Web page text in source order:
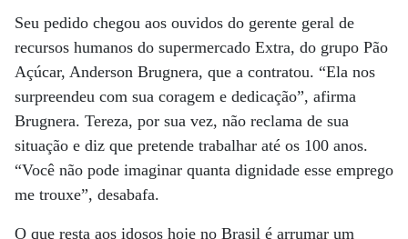
Seu pedido chegou aos ouvidos do gerente geral de
recursos humanos do supermercado Extra, do grupo Pão
Açúcar, Anderson Brugnera, que a contratou. “Ela nos
surpreendeu com sua coragem e dedicação”, afirma
Brugnera. Tereza, por sua vez, não reclama de sua
situação e diz que pretende trabalhar até os 100 anos.
“Você não pode imaginar quanta dignidade esse emprego
me trouxe”, desabafa.
O que resta aos idosos hoje no Brasil é arrumar um